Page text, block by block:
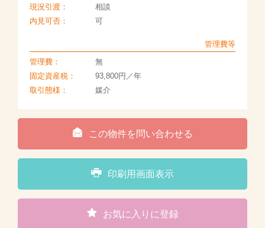
現況引渡：
相談
内見可否：
可
管理費等
管理費：
無
固定資産税：
93,800円／年
取引態様：
媒介
この物件を問い合わせる
印刷用画面表示
お気に入りに登録